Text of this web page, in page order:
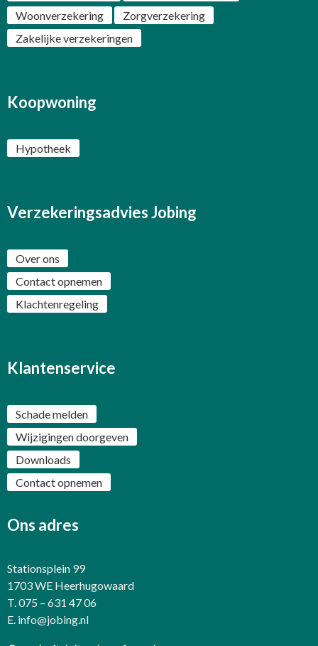
Woonverzekering
Zorgverzekering
Zakelijke verzekeringen
Koopwoning
Hypotheek
Verzekeringsadvies Jobing
Over ons
Contact opnemen
Klachtenregeling
Klantenservice
Schade melden
Wijzigingen doorgeven
Downloads
Contact opnemen
Ons adres
Stationsplein 99
1703 WE Heerhugowaard
T. 075 – 631 47 06
E. info@jobing.nl